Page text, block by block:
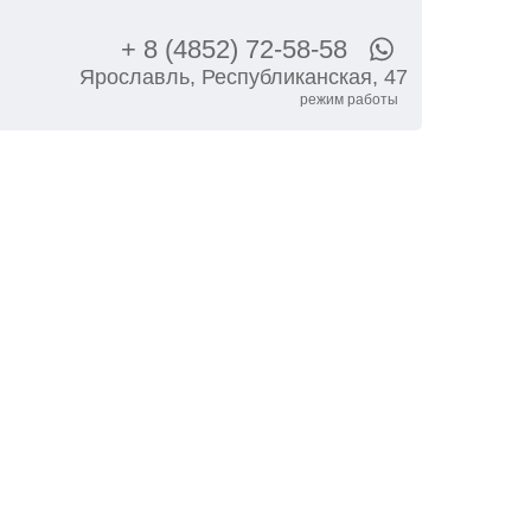
режим работы
Ярославль, Республиканская, 47
+ 8 (4852) 72-58-58